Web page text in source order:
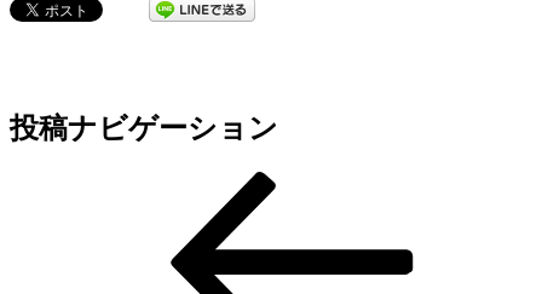
投稿ナビゲーション